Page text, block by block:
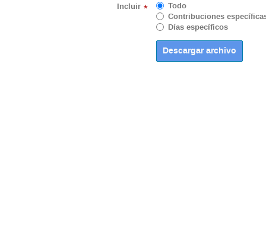
Incluir *
Todo
Contribuciones
Días específicos